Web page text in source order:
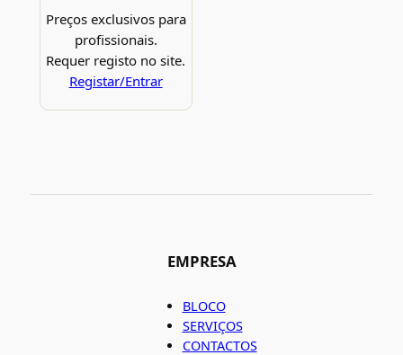
Preços exclusivos para
profissionais.
Requer registo no site.
Registar/Entrar
EMPRESA
BLOCO
SERVIÇOS
CONTACTOS